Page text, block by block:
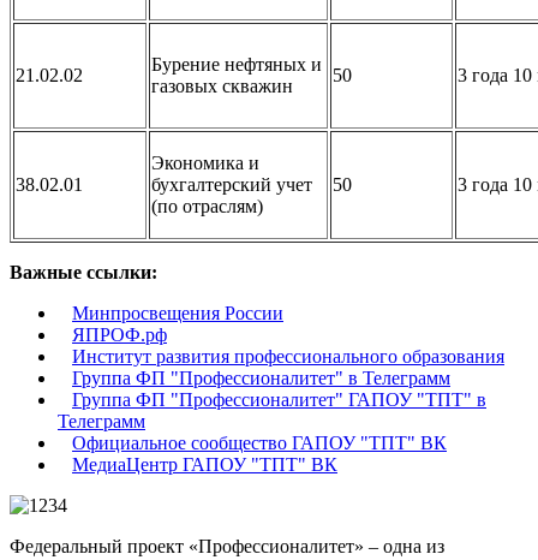
21.02.02
Бурение нефтяных и
газовых скважин
50 3 года 10
38.02.01
Экономика и
бухгалтерский учет
(по отраслям)
50 3 года 10
Важные ссылки:
Минпросвещения России
ЯПРОФ.рф
Институт развития профессионального образования
Группа ФП "Профессионалитет" в Телеграмм
Группа ФП "Профессионалитет" ГАПОУ "ТПТ" в
Телеграмм
Официальное сообщество ГАПОУ "ТПТ" ВК
МедиаЦентр ГАПОУ "ТПТ" ВК
Федеральный проект «Профессионалитет» – одна из